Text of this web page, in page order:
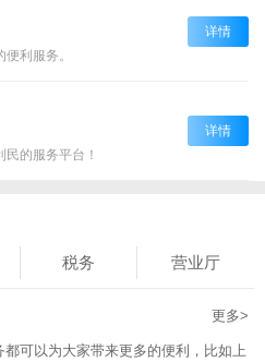
利服务。
详情
的服务平台！
详情
税务 营业厅
更多>
可以为大家带来更多的便利，比如上